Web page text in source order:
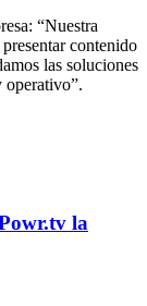
“Nuestra
contenido
las soluciones
operativo”.
la